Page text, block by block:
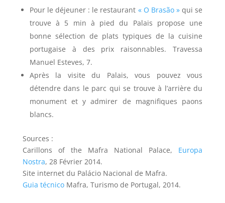
Pour le déjeuner : le restaurant « O Brasão »qui se
trouve à 5 min à pied du Palais propose une
bonne sélection de plats typiques de la cuisine
portugaise à des prix raisonnables. Travessa
Manuel Esteves, 7.
Après la visite du Palais, vous pouvez vous
détendre dans le parc qui se trouve à l’arrière du
monument et y admirer de magnifiques paons
blancs.
Sources :
Carillons of the Mafra National Palace, Europa
Nostra, 28 Février 2014.
Site internet du Palácio Nacional de Mafra.
Guia técnicoMafra, Turismo de Portugal, 2014.